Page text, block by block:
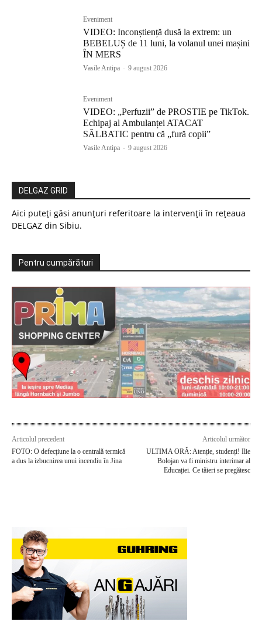
Eveniment
VIDEO: Inconștiență dusă la extrem: un
BEBELUȘ de 11 luni, la volanul unei mașini
ÎN MERS
Vasile Antipa - 9 august 2026
Eveniment
VIDEO: „Perfuzii” de PROSTIE pe TikTok.
Echipaj al Ambulanței ATACAT
SĂLBATIC pentru că „fură copii”
Vasile Antipa - 9 august 2026
DELGAZ GRID
Aici puteți găsi anunțuri referitoare la intervenții în rețeaua
DELGAZ din Sibiu.
Pentru cumpărături
Articolul precedent
FOTO: O defecțiune la o centrală termică
a dus la izbucnirea unui incendiu în Jina
Articolul următor
ULTIMA ORĂ: Atenție, studenți! Ilie
Bolojan va fi ministru interimar al
Educației. Ce tăieri se pregătesc